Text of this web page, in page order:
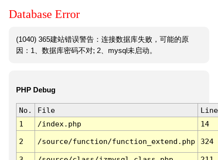
Database Error
(1040) 365建站错误警告：连接数据库失败，可能的原
因：1、数据库密码不对; 2、mysql未启动。
PHP Debug
No. File
Line
1
/index.php 14
2 /source/function/function_extend.php 324